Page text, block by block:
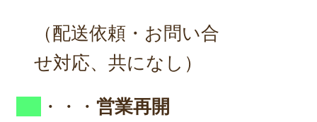
（配送依頼・お問い合
せ対応、共になし）
・・・ 営業再開